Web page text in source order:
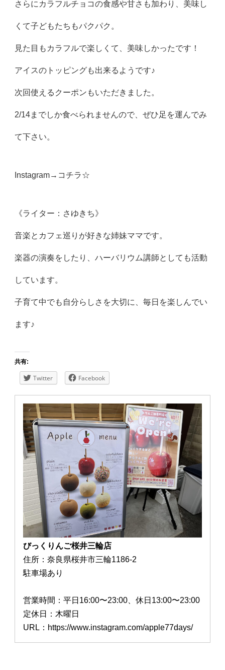
さらにカラフルチョコの食感や甘さも加わり、美味し
くて子どもたちもパクパク。
見た目もカラフルで楽しくて、美味しかったです！
アイスのトッピングも出来るようです♪
次回使えるクーポンもいただきました。
2/14までしか食べられませんので、ぜひ足を運んでみ
て下さい。
Instagram→ コチラ☆
《ライター：さゆきち》
音楽とカフェ巡りが好きな姉妹ママです。
楽器の演奏をしたり、ハーバリウム講師としても活動
しています。
子育て中でも自分らしさを大切に、毎日を楽しんでい
ます♪
共有:
Twitter Facebook
びっくりんご桜井三輪店
住所：奈良県桜井市三輪1186-2
駐車場あり
営業時間：平日16:00〜23:00、休日13:00〜23:00
定休日：木曜日
URL：https://www.instagram.com/apple77days/